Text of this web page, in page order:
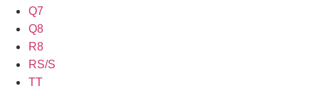
Q7
Q8
R8
RS/S
TT